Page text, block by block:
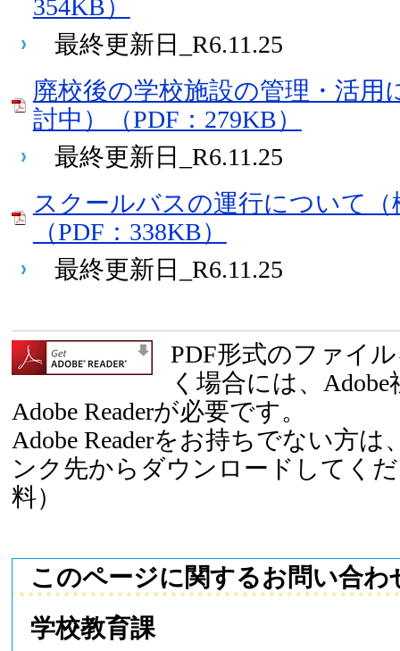
354KB）
最終更新日_R6.11.25
廃校後の学校施設の管理・活用
討中）（PDF：279KB）
最終更新日_R6.11.25
スクールバスの運行について（
（PDF：338KB）
最終更新日_R6.11.25
PDF形式のファイ
く場合には、
Adobe Readerが必要です。
Adobe Readerをお持ちでない方は
ンク先からダウンロードしてく
料）
このページに関するお問い合わ
学校教育課